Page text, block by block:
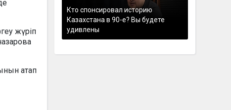
жүріп
атап
Кто спонсировал историю
Казахстана в 90-е? Вы будете
удивлены